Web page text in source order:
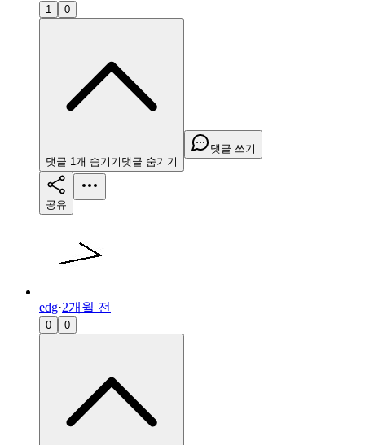
1 0
댓글 1개 숨기기 댓글 숨기기
댓글 쓰기
공유
edg·2개월 전
0 0